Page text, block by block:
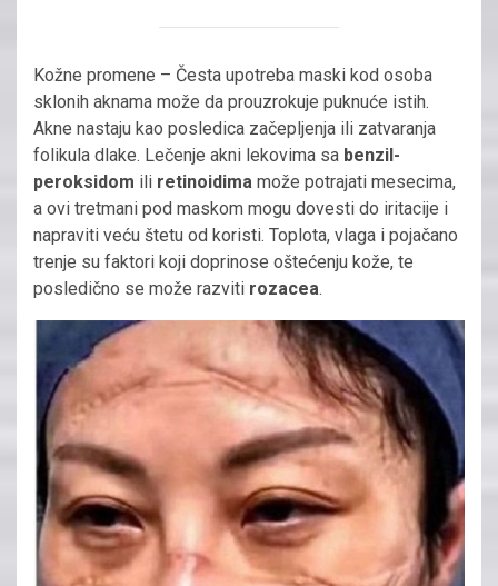
Kožne promene – Česta upotreba maski kod osoba
sklonih aknama može da prouzrokuje puknuće istih.
Akne nastaju kao posledica začepljenja ili zatvaranja
folikula dlake. Lečenje akni lekovima sa benzil-
peroksidom ili retinoidima može potrajati mesecima,
a ovi tretmani pod maskom mogu dovesti do iritacije i
napraviti veću štetu od koristi. Toplota, vlaga i pojačano
trenje su faktori koji doprinose oštećenju kože, te
posledično se može razviti rozacea.